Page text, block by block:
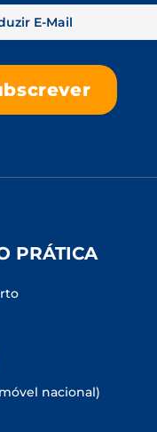
PRÁTICA
nacional)